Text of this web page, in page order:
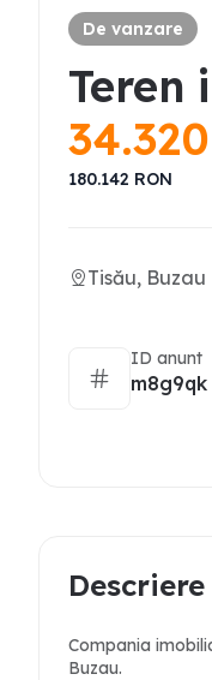
De vanzare
Teren
34.320
180.142 RON
Tisău, Buzau
ID anunt
m8g9qk
Descriere
Compania
Buzau.